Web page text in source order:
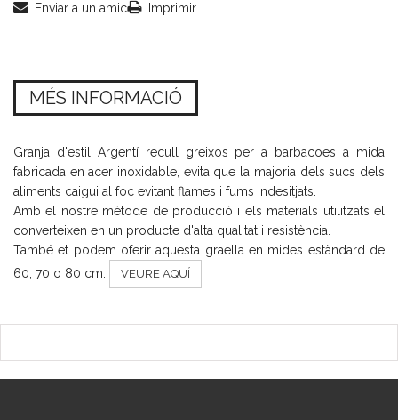
Enviar a un amic Imprimir
MÉS INFORMACIÓ
Granja d'estil Argentí recull greixos per a barbacoes a mida
fabricada en acer inoxidable, evita que la majoria dels sucs dels
aliments caigui al foc evitant flames i fums indesitjats.
Amb el nostre mètode de producció i els materials utilitzats el
converteixen en un producte d'alta qualitat i resistència.
També et podem oferir aquesta graella en mides estàndard de
60, 70 o 80 cm.
VEURE AQUÍ